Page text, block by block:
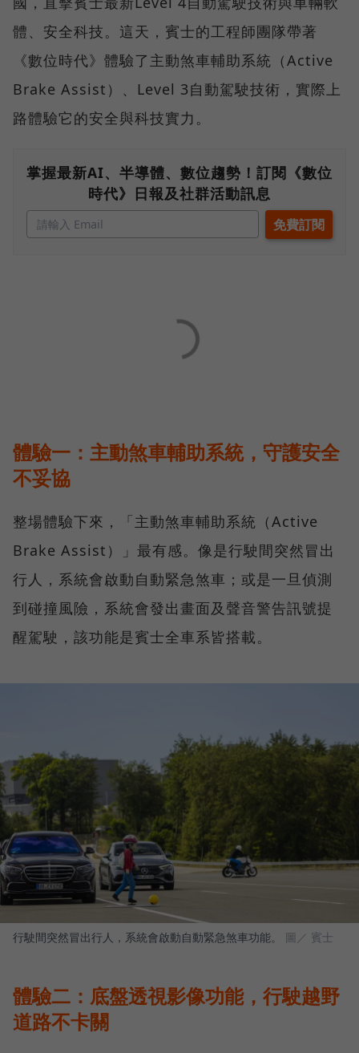
體、安全科技。這天，賓士的工程師團隊帶著
《數位時代》體驗了主動煞車輔助系統（Active
Brake Assist）、Level 3自動駕駛技術，實際上
路體驗它的安全與科技實力。
掌握最新AI、半導體、數位趨勢！訂閱《數位
時代》日報及社群活動訊息
體驗一：主動煞車輔助系統，守護安全
不妥協
整場體驗下來，「主動煞車輔助系統（Active
Brake Assist）」最有感。像是行駛間突然冒出
行人，系統會啟動自動緊急煞車；或是一旦偵測
到碰撞風險，系統會發出畫面及聲音警告訊號提
醒駕駛，該功能是賓士全車系皆搭載。
行駛間突然冒出行人，系統會啟動自動緊急煞車功能。 圖／ 賓士
體驗二：底盤透視影像功能，行駛越野
道路不卡關